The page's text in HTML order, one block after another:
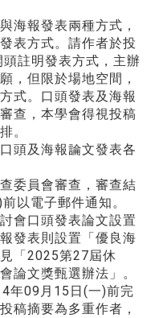
海報發表兩種方式，
表方式。請作者於投
註明發表方式，主辦
，但限於場地空間，
式。口頭發表及海報
查，本學會得視投稿
。
頭及海報論文發表各
委員會審查，審查結
以電子郵件通知。
會口頭發表論文設置
發表則設置「優良海
「2025第27屆休
論文獎甄選辦法」。
年09月15日(一)前完
稿摘要為多重作者，